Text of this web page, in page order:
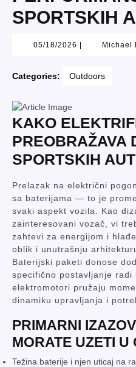
SPORTSKIH
05/18/2026 05/18/2026
Michael
Categories: Outdoors
KAKO
PREOBRAŽAVA
SPORTSKIH
Prelazak na električni
sa baterijama — to je
svaki aspekt vozila. Kao
zainteresovani vozač, vi
zahtevi za energijom i
oblik i unutrašnju
Baterijski paketi donose
specifično postavljanje
elektromotori pružaju
dinamiku upravljanja i
PRIMARNI
MORATE UZETI U
Težina baterije i njen uticaj na